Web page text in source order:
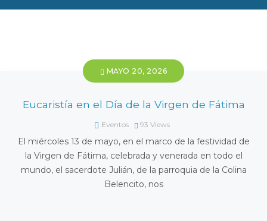
MAYO 20, 2026
Eucaristía en el Día de la Virgen de Fátima
Eventos 93 Views
El miércoles 13 de mayo, en el marco de la festividad de
la Virgen de Fátima, celebrada y venerada en todo el
mundo, el sacerdote Julián, de la parroquia de la Colina
Belencito, nos